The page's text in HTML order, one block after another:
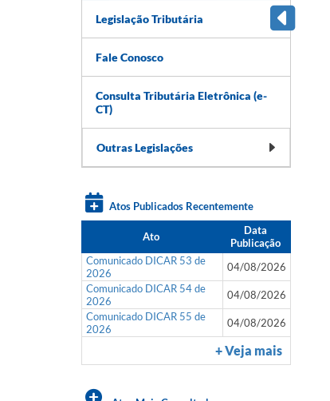
Legislação Tributária
Fale Conosco
Consulta Tributária Eletrônica (e-
CT)
Outras Legislações
Atos Publicados Recentemente
Ato
Data
Publicação
Comunicado DICAR 53 de
2026
04/08/2026
Comunicado DICAR 54 de
2026
04/08/2026
Comunicado DICAR 55 de
2026
04/08/2026
+ Veja mais